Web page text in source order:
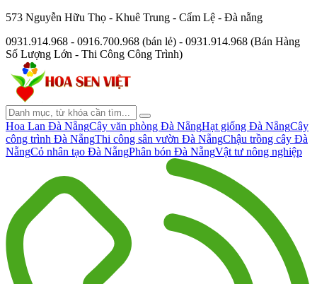
573 Nguyễn Hữu Thọ - Khuê Trung - Cẩm Lệ - Đà nẵng
0931.914.968 - 0916.700.968 (bán lẻ) - 0931.914.968 (Bán Hàng
Số Lượng Lớn - Thi Công Công Trình)
Hoa Lan Đà NẵngCây văn phòng Đà NẵngHạt giống Đà NẵngCây
công trình Đà NẵngThi công sân vườn Đà NẵngChậu trồng cây Đà
NẵngCỏ nhân tạo Đà NẵngPhân bón Đà NẵngVật tư nông nghiệp